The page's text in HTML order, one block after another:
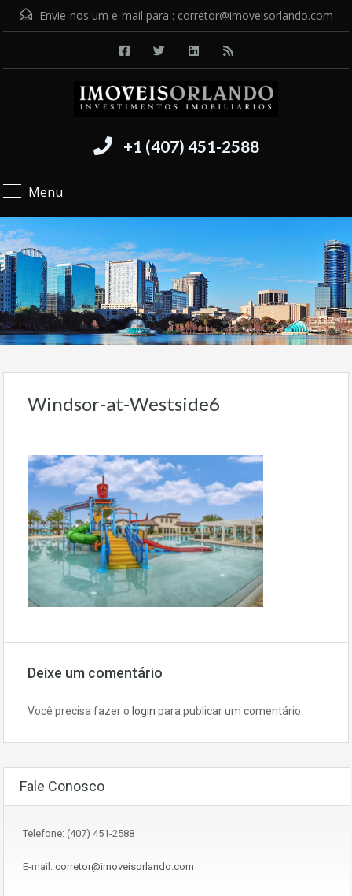
Envie-nos um e-mail para : corretor@imoveisorlando.com
+1 (407) 451-2588
Menu
Windsor-at-Westside6
Deixe um comentário
Você precisa fazer o login para publicar um comentário.
Fale Conosco
Telefone: (407) 451-2588
E-mail: corretor@imoveisorlando.com